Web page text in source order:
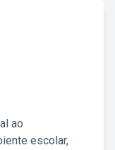
ao
escolar,